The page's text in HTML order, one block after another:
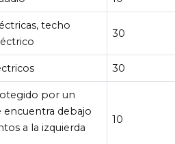
techo
30
30
por un
encuentra debajo
a la izquierda
10